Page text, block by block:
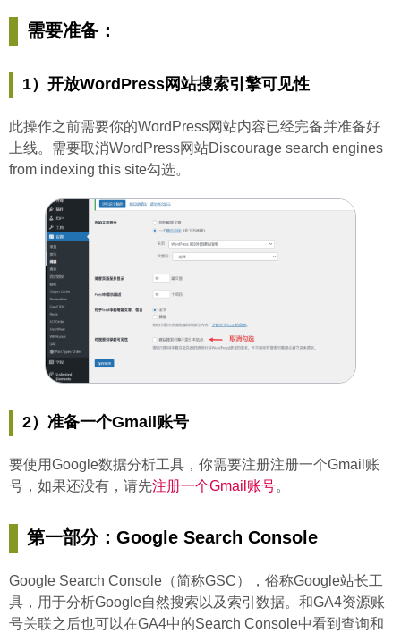
需要准备：
1）开放WordPress网站搜索引擎可见性
此操作之前需要你的WordPress网站内容已经完备并准备好
上线。需要取消WordPress网站Discourage search engines
from indexing this site勾选。
2）准备一个Gmail账号
要使用Google数据分析工具，你需要注册注册一个Gmail账
号，如果还没有，请先注册一个Gmail账号。
第一部分：Google Search Console
Google Search Console（简称GSC），俗称Google站长工
具，用于分析Google自然搜索以及索引数据。和GA4资源账
号关联之后也可以在GA4中的Search Console中看到查询和